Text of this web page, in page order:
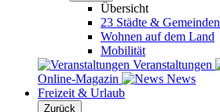
Übersicht
23 Städte & Gemeinden
Wohnen auf dem Land
Mobilität
Veranstaltungen
Online-Magazin
News
Freizeit & Urlaub
Zurück